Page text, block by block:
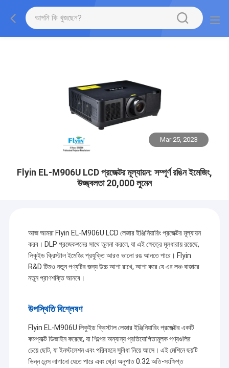
Mar 25, 2023
Flyin EL-M906U LCD প্রজেক্টর মূল্যায়ন: সম্পূর্ণ রঙিন ইমেজিং,
উজ্জ্বলতা 20,000 লুমেন
আজ আমরা Flyin EL-M906U LCD লেজার ইঞ্জিনিয়ারিং প্রজেক্টর মূল্যায়ন
করব। DLP প্রজেকশনের সাথে তুলনা করলে, যা এই ক্ষেত্রে মূলধারায় রয়েছে,
লিকুইড ক্রিস্টাল ইমেজিং প্রযুক্তি আরও ভালো রঙ আনতে পারে। Flyin
R&D টিমও নতুন পণ্যটির জন্য উচ্চ আশা রাখে, আশা করে যে এর লঞ্চ বাজারে
নতুন প্রাণশক্তি আনবে।
উপস্থিতি বিশ্লেষণ
Flyin EL-M906U লিকুইড ক্রিস্টাল লেজার ইঞ্জিনিয়ারিং প্রজেক্টর একটি
কমপ্যাক্ট ডিজাইন করেছে, যা শিল্পের অন্যান্য প্রতিযোগিতামূলক পণ্যগুলির
চেয়ে ছোট, যা ইনস্টলেশন এবং পরিবহনে সুবিধা নিয়ে আসে। এই মেশিনে ছয়টি
ভিন্ন লেন্স লাগানো যেতে পারে এবং থ্রো অনুপাত 0.32 অতি-সংক্ষিপ্ত